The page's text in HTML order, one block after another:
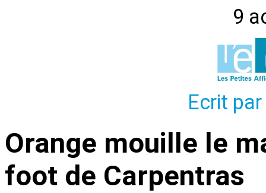
9
Ecrit
Orange mouille le
foot de Carpentras